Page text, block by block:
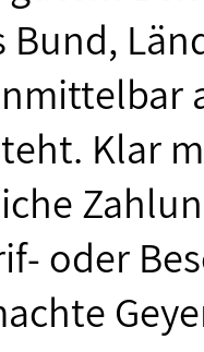
Bund,
Klar
oder